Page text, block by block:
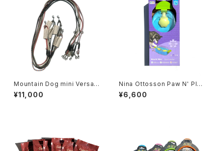
Mountain Dog mini Versatil
e Leash マウンテン ドッグ ミニ
ヴァーサタイルリーシュ
¥11,000
Nina Ottosson Paw N' Play
ニーナ オットソン パウ アンド
プレイ
¥6,600